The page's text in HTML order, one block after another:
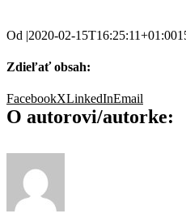
Od |2020-02-15T16:25:11+01:00
Zdieľať obsah:
FacebookXLinkedInEmail
O autorovi/autorke: